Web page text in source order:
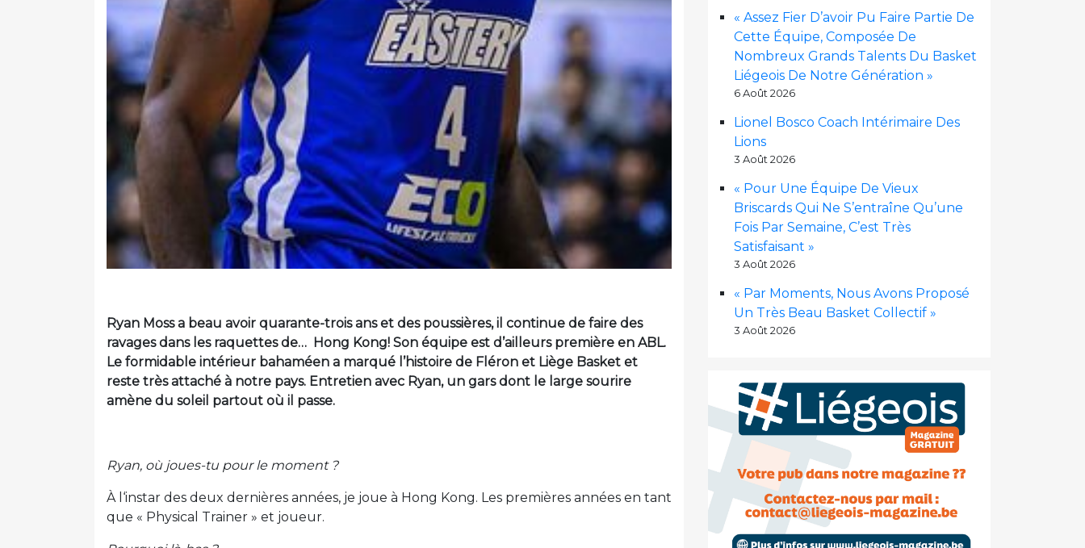
Ryan Moss a beau avoir quarante-trois ans et des poussières, il continue de faire des
ravages dans les raquettes de… Hong Kong! Son équipe est d’ailleurs première en ABL.
Le formidable intérieur bahaméen a marqué l’histoire de Fléron et Liège Basket et
reste très attaché à notre pays. Entretien avec Ryan, un gars dont le large sourire
amène du soleil partout où il passe.
Ryan, où joues-tu pour le moment ?
À l‘instar des deux dernières années, je joue à Hong Kong. Les premières années en tant
que « Physical Trainer » et joueur.
« Assez Fier D’avoir Pu Faire Partie De
Cette Équipe, Composée De
Nombreux Grands Talents Du Basket
Liégeois De Notre Génération »
6 Août 2026
Lionel Bosco Coach Intérimaire Des
Lions
3 Août 2026
« Pour Une Équipe De Vieux
Briscards Qui Ne S’entraîne Qu’une
Fois Par Semaine, C’est Très
Satisfaisant »
3 Août 2026
« Par Moments, Nous Avons Proposé
Un Très Beau Basket Collectif »
3 Août 2026